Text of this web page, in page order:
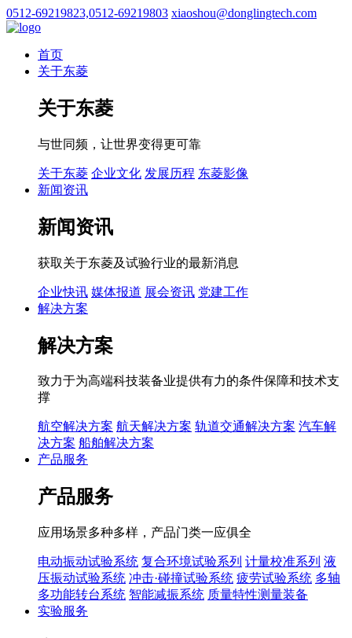
0512-69219823,0512-69219803 xiaoshou@donglingtech.com
首页
关于东菱
关于东菱
与世同频，让世界变得更可靠
关于东菱 企业文化 发展历程 东菱影像
新闻资讯
新闻资讯
获取关于东菱及试验行业的最新消息
企业快讯 媒体报道 展会资讯 党建工作
解决方案
解决方案
致力于为高端科技装备业提供有力的条件保障和技术支
撑
航空解决方案 航天解决方案 轨道交通解决方案 汽车解
决方案 船舶解决方案
产品服务
产品服务
应用场景多种多样，产品门类一应俱全
电动振动试验系统 复合环境试验系列 计量校准系列 液
压振动试验系统 冲击·碰撞试验系统 疲劳试验系统 多轴
多功能转台系统 智能减振系统 质量特性测量装备
实验服务